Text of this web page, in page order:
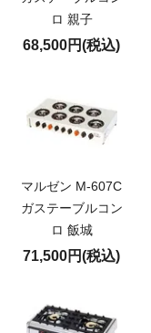
ロ 親子
68,500円(税込)
マルゼン M-607C
ガステーブルコン
ロ 飯城
71,500円(税込)